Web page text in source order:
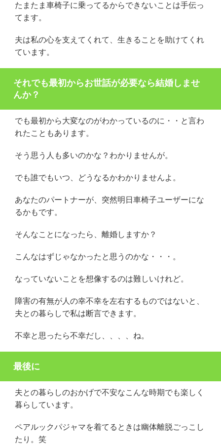
たまたま車椅子に乗ってるからできないことは手伝っ
てます。
夫は私の心を支えてくれて、生きることを助けてくれ
ています。
それでも最初からお世話が必要なら結婚しませ
んか？
でも最初から大変なのがわかっているのに・・と言わ
れたこともあります。
そう思う人も多いのかな？わかりませんが。
でも誰でもいつ、どうなるかわかりませんよ。
あなたのパートナーが、突然明日車椅子ユーザーにな
るかもです。
そんなことになったら、離婚しますか？
こんなはずじゃなかったと思うのかな・・・。
なっていないことを想像するのは難しいけれど。
障害の有無が人の幸不幸を左右するものではないと、
夫との暮らしで私は断言できます。
不幸と思ったら不幸だし、、、、ね。
最後に
夫との暮らしのおかげで不安なこんな時期でも楽しく
暮らしています。
ペアルックパジャマを着てるときは幽体離脱ごっこし
たり。笑